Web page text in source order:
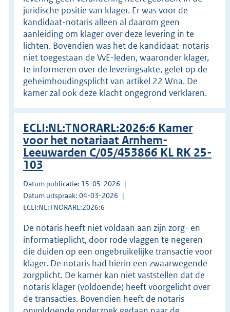
juridische positie van klager. Er was voor de
kandidaat-notaris alleen al daarom geen
aanleiding om klager over deze levering in te
lichten. Bovendien was het de kandidaat-notaris
niet toegestaan de VvE-leden, waaronder klager,
te informeren over de leveringsakte, gelet op de
geheimhoudingsplicht van artikel 22 Wna. De
kamer zal ook deze klacht ongegrond verklaren.
ECLI:NL:TNORARL:2026:6 Kamer
voor het notariaat Arnhem-
Leeuwarden C/05/453866 KL RK 25-
103
Datum publicatie: 15-05-2026
Datum uitspraak: 04-03-2026
ECLI:NL:TNORARL:2026:6
De notaris heeft niet voldaan aan zijn zorg- en
informatieplicht, door rode vlaggen te negeren
die duiden op een ongebruikelijke transactie voor
klager. De notaris had hierin een zwaarwegende
zorgplicht. De kamer kan niet vaststellen dat de
notaris klager (voldoende) heeft voorgelicht over
de transacties. Bovendien heeft de notaris